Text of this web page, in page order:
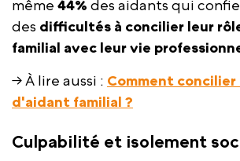
même 44% des aidants qui
des difficultés à concilier leur
familial avec leur vie
→ À lire aussi : Comment
d'aidant familial ?
Culpabilité et isolement